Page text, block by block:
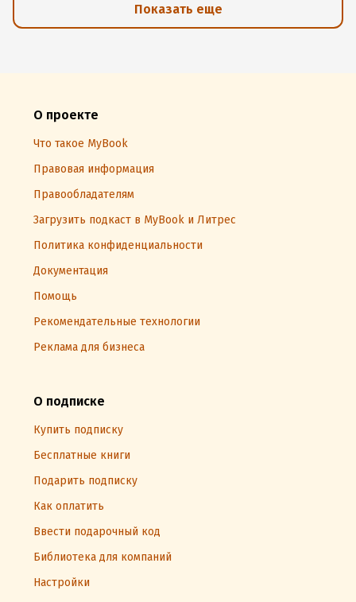
Показать еще
О проекте
Что такое MyBook
Правовая информация
Правообладателям
Загрузить подкаст в MyBook и Литрес
Политика конфиденциальности
Документация
Помощь
Рекомендательные технологии
Реклама для бизнеса
О подписке
Купить подписку
Бесплатные книги
Подарить подписку
Как оплатить
Ввести подарочный код
Библиотека для компаний
Настройки